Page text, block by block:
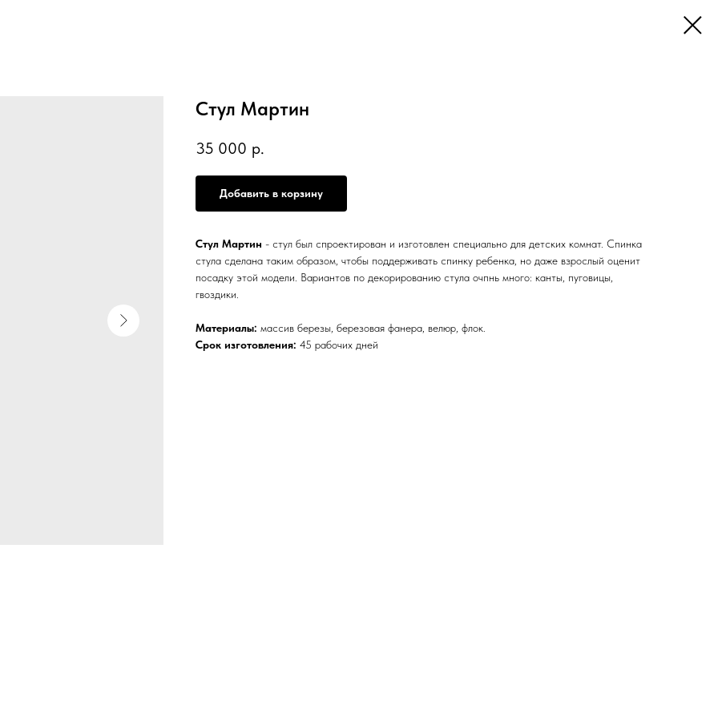
Стул Мартин
35 000 р.
Добавить в корзину
Стул Мартин - стул был спроектирован и изготовлен специально для детских комнат. Спинка
стула сделана таким образом, чтобы поддерживать спинку ребенка, но даже взрослый оценит
посадку этой модели. Вариантов по декорированию стула очпнь много: канты, пуговицы,
гвоздики.
Материалы: массив березы, березовая фанера, велюр, флок.
Срок изготовления: 45 рабочих дней